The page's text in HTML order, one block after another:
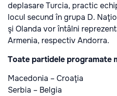
deplasare Turcia, practic
locul secund în grupa D.
şi Olanda vor întâlni
Armenia, respectiv Andorra.
Toate partidele programate
Macedonia – Croaţia
Serbia – Belgia